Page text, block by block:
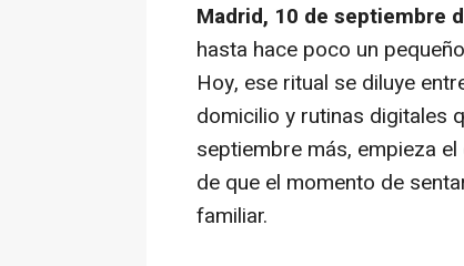
Madrid, 10 de septiembre
hasta hace poco un
Hoy, ese ritual se diluye
domicilio y rutinas digitales
septiembre más, empieza
de que el momento de
familiar.